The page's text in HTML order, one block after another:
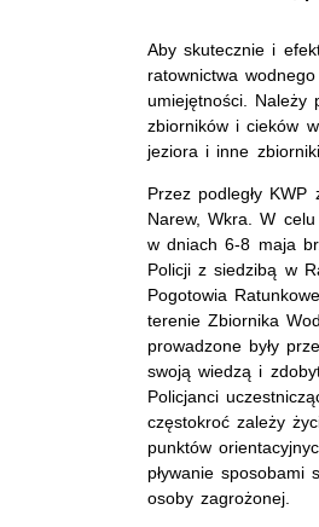
Aby skutecznie i
ratownictwa
umiejętności. Należy
zbiorników i cieków
jeziora i inne
Przez podległy
Narew, Wkra. W
w dniach 6-8 maja
Policji z siedzibą w
Pogotowia
terenie Zbiornika
prowadzone były
swoją wiedzą i
Policjanci
częstokroć zależy
punktów
pływanie sposobami
osoby zagrożonej.